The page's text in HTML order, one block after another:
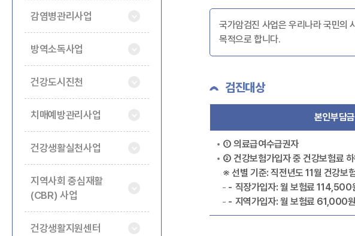
감염병관리사업
방역소독사업
건강도시진천
치매예방관리사업
건강생활실천사업
지역사회 중심재활
(CBR) 사업
건강생활지원센터
국가암검진 사업은 우리나라 국민의
목적으로 합니다.
검진대상
본인부담
➀ 의료급여수급권자
➁ 건강보험가입자 중 건강보험료
※ 선별 기준: 직전년도 11월 건강보
직장가입자: 월 보험료 114,500
지역가입자: 월 보험료 61,000